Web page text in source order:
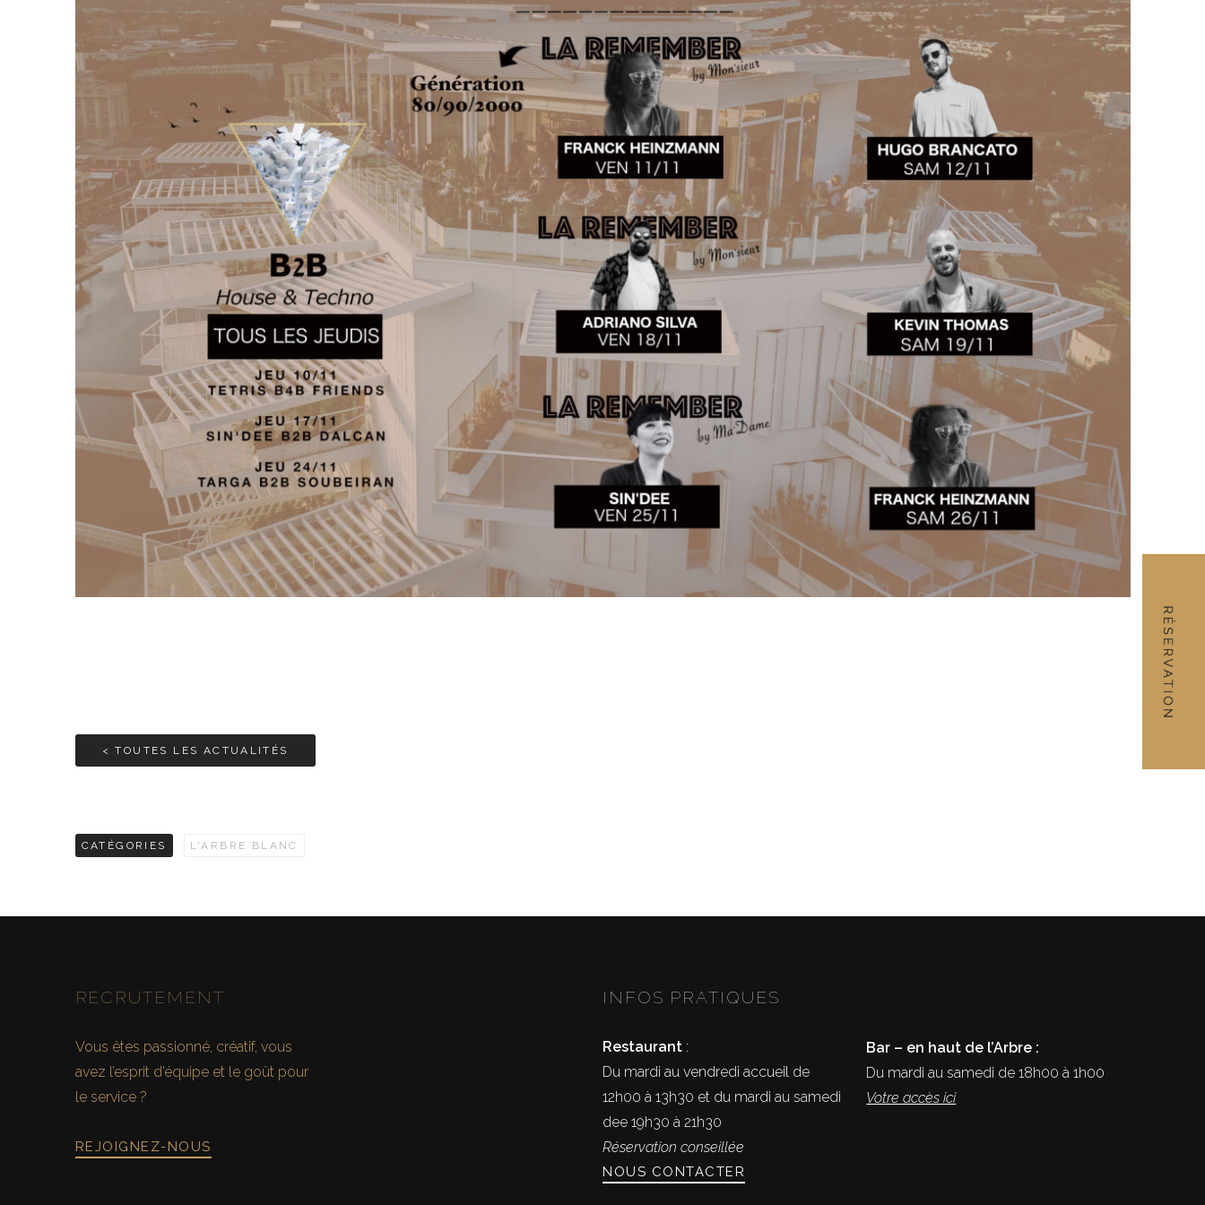
RÉSERVATION
< TOUTES LES ACTUALITÉS
CATÉGORIES L'ARBRE BLANC
RECRUTEMENT
Vous êtes passionné, créatif, vous
avez l’esprit d’équipe et le goût pour
le service ?
REJOIGNEZ-NOUS
INFOS PRATIQUES
Restaurant :
Du mardi au vendredi accueil de
12h00 à 13h30 et du mardi au samedi
dee 19h30 à 21h30
Réservation conseillée
NOUS CONTACTER
Bar – en haut de l’Arbre :
Du mardi au samedi de 18h00 à 1h00
Votre accès ici